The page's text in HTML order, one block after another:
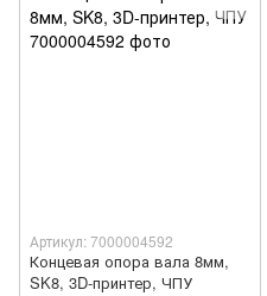
Артикул: 7000004592
Концевая опора вала 8мм,
SK8, 3D-принтер, ЧПУ